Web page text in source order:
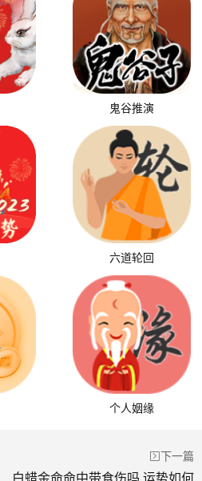
鬼谷推演
六道轮回
个人姻缘
下一篇
白蜡金命命中带食伤吗 运势如何